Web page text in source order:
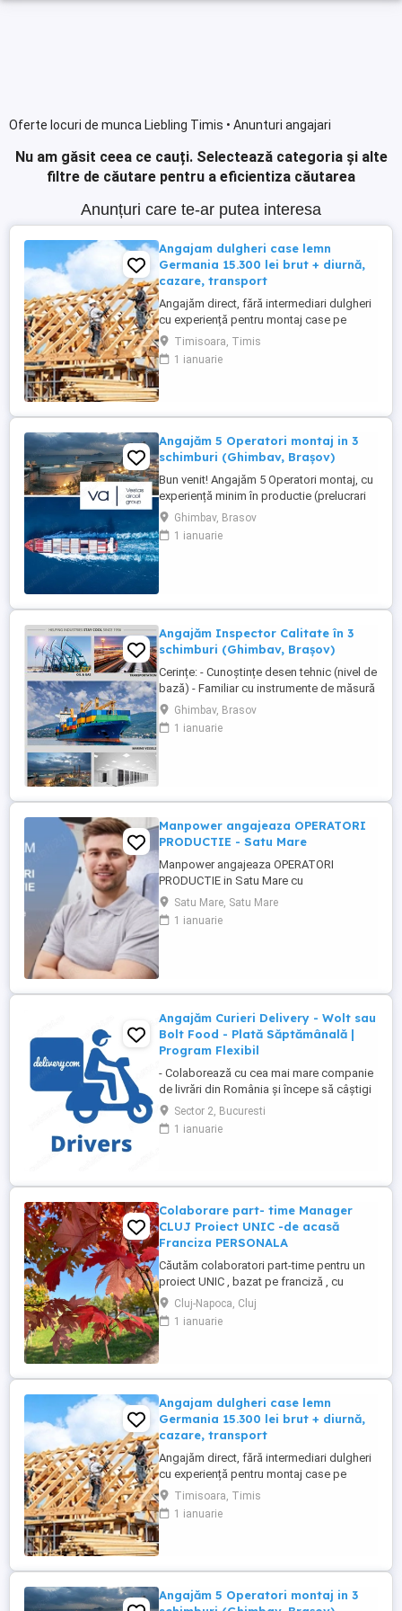
Oferte locuri de munca Liebling Timis • Anunturi angajari
Nu am găsit ceea ce cauți. Selectează categoria și alte
filtre de căutare pentru a eficientiza căutarea
Anunțuri care te-ar putea interesa
Angajam dulgheri case lemn
Germania 15.300 lei brut + diurnă,
cazare, transport
Angajăm direct, fără intermediari dulgheri
cu experiență pentru montaj case pe
structură de lemn, Germania (Bayern și
Baden-Württemberg). Salariu 15.300 RON
brut pe carte de muncă Plată săptămânală
legal, asigurare Angajare ...
Timisoara, Timis
1 ianuarie
Angajăm 5 Operatori montaj in 3
schimburi (Ghimbav, Brașov)
Bun venit! Angajăm 5 Operatori montaj, cu
experiență minim în productie (prelucrari
prin aschiere). Căutăm persoane serioase,
dornice să învețe și să muncească, se va
oferi instruire la locul de muncă. Program:
Ghimbav, Brasov
1 ianuarie
Angajăm Inspector Calitate în 3
schimburi (Ghimbav, Brașov)
Cerințe: - Cunoștințe desen tehnic (nivel de
bază) - Familiar cu instrumente de măsură
și control (ex. șubler) - Limba engleză
(nivel incepator) - Cunoștințe operare PC
(email, Excel) - Abilități bune de lucru în
Ghimbav, Brasov
1 ianuarie
Manpower angajeaza OPERATORI
PRODUCTIE - Satu Mare
Manpower angajeaza OPERATORI
PRODUCTIE in Satu Mare cu
disponibilitate la 3 schimburi.
Responsabilitati principale: - asamblarea
componentelor electrice si electronice
echipamentelor ...
Satu Mare, Satu Mare
1 ianuarie
Angajăm Curieri Delivery - Wolt sau
Bolt Food - Plată Săptămânală |
Program Flexibil
- Colaborează cu cea mai mare companie
de livrări din România și începe să câștigi
rapid! - Cerințe: Minim 18 ani Mijloc de
transport propriu (mașină, scuter,
motocicletă sau bicicletă) Telefon mobil
atractive ...
Sector 2, Bucuresti
1 ianuarie
Colaborare part- time Manager
CLUJ Proiect UNIC -de acasă
Franciza PERSONALA
Căutăm colaboratori part-time pentru un
proiect UNIC , bazat pe franciză , cu
posibilitatea de a lucra de acasă. în județ
dar si județele din apropiere, Domeniile
sunt : marketing si publicitate , wellness .
Cluj-Napoca, Cluj
1 ianuarie
Angajam dulgheri case lemn
Germania 15.300 lei brut + diurnă,
cazare, transport
Angajăm direct, fără intermediari dulgheri
cu experiență pentru montaj case pe
structură de lemn, Germania (Bayern și
Baden-Württemberg). Salariu 15.300 RON
brut pe carte de muncă Plată săptămânală
legal, asigurare Angajare ...
Timisoara, Timis
1 ianuarie
Angajăm 5 Operatori montaj in 3